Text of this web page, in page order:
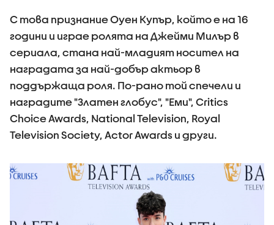
С това признание Оуен Купър, който е на 16
години и играе ролята на Джейми Милър в
сериала, стана най-младият носител на
наградата за най-добър актьор в
поддържаща роля. По-рано той спечели и
наградите "Златен глобус", "Еми", Critics
Choice Awards, National Television, Royal
Television Society, Actor Awards и други.